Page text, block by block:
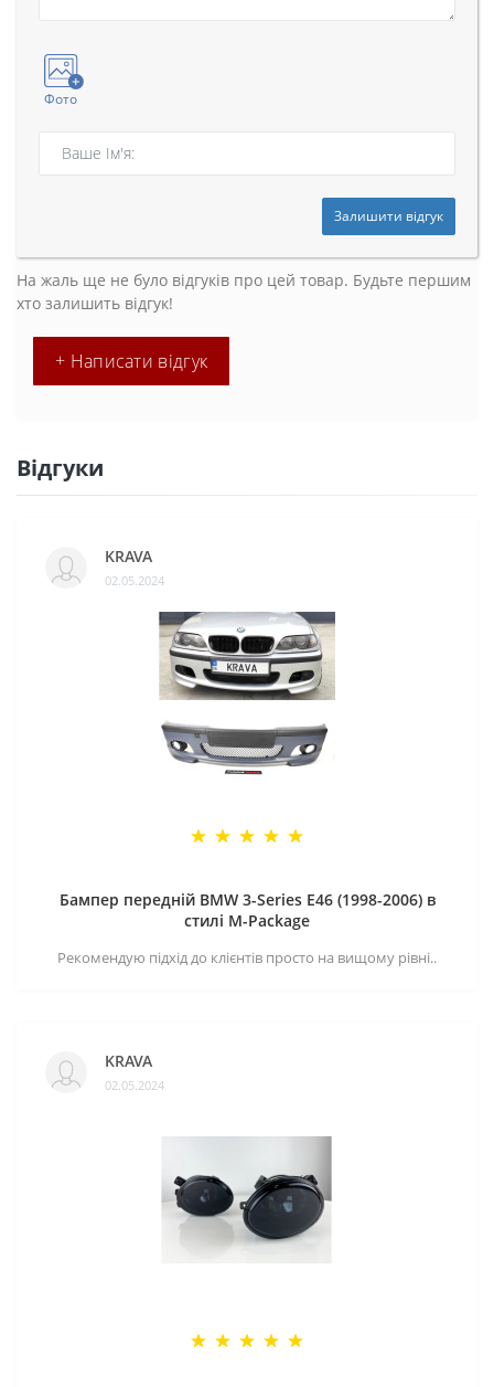
Фото
Залишити відгук
На жаль ще не було відгуків про цей товар. Будьте першим
хто залишить відгук!
+ Написати відгук
Відгуки
KRAVA
02.05.2024
Бампер передній BMW 3-Series E46 (1998-2006) в
стилі M-Package
Рекомендую підхід до клієнтів просто на вищому рівні..
KRAVA
02.05.2024